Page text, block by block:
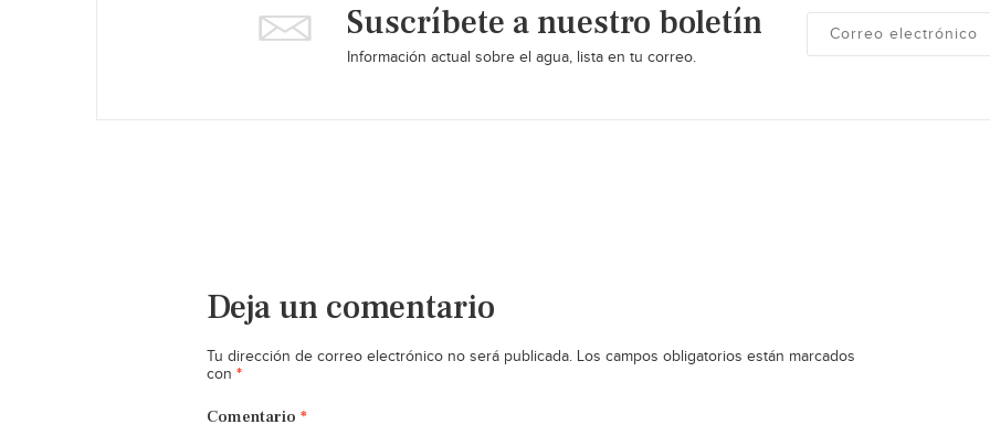
Suscríbete a nuestro boletín
Información actual sobre el agua, lista en tu correo.
Deja un comentario
Tu dirección de correo electrónico no será publicada. Los campos obligatorios están marcados
con *
Comentario *